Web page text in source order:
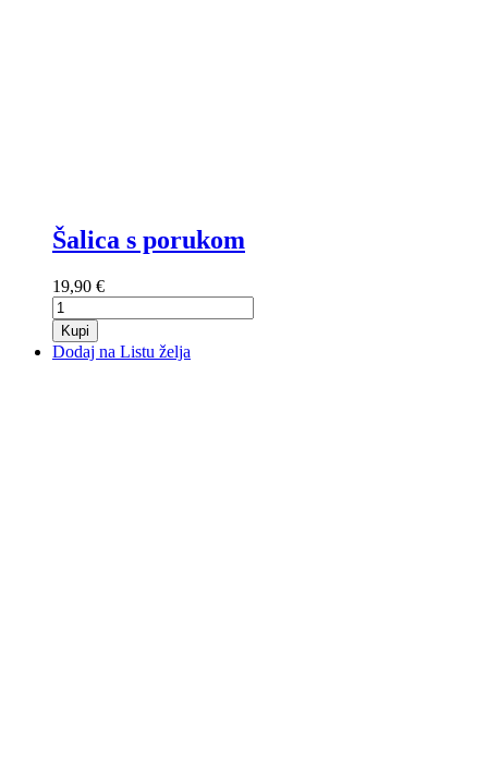
Šalica s porukom
19,90 €
Kupi
Dodaj na Listu želja